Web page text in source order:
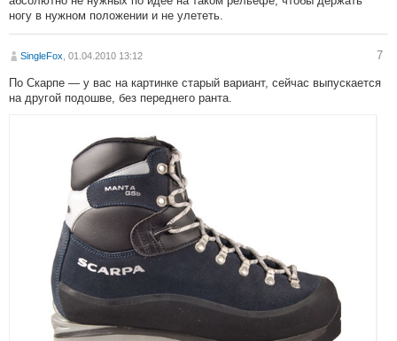
ногу в нужном положении и не улететь.
SingleFox , 01.04.2010 13:12 7
По Скарпе — у вас на картинке старый вариант, сейчас выпускается
на другой подошве, без переднего ранта.